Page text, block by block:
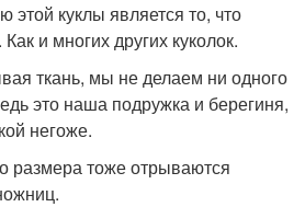
этой куклы является то, что
и многих других куколок.
ткань, мы не делаем ни одного
это наша подружка и берегиня,
негоже.
размера тоже отрываются